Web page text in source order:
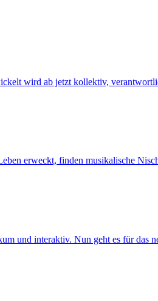
wird ab jetzt kollektiv,
erweckt, finden musikalische
und interaktiv. Nun geht es für